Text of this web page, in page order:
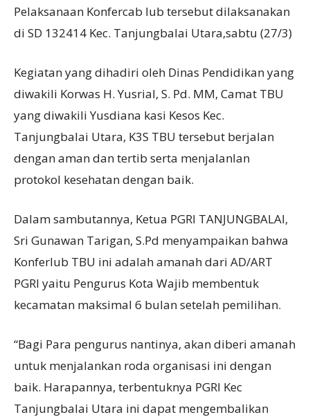
Pelaksanaan Konfercab lub tersebut dilaksanakan
di SD 132414 Kec. Tanjungbalai Utara,sabtu (27/3)
Kegiatan yang dihadiri oleh Dinas Pendidikan yang
diwakili Korwas H. Yusrial, S. Pd. MM, Camat TBU
yang diwakili Yusdiana kasi Kesos Kec.
Tanjungbalai Utara, K3S TBU tersebut berjalan
dengan aman dan tertib serta menjalanlan
protokol kesehatan dengan baik.
Dalam sambutannya, Ketua PGRI TANJUNGBALAI,
Sri Gunawan Tarigan, S.Pd menyampaikan bahwa
Konferlub TBU ini adalah amanah dari AD/ART
PGRI yaitu Pengurus Kota Wajib membentuk
kecamatan maksimal 6 bulan setelah pemilihan.
“Bagi Para pengurus nantinya, akan diberi amanah
untuk menjalankan roda organisasi ini dengan
baik. Harapannya, terbentuknya PGRI Kec
Tanjungbalai Utara ini dapat mengembalikan